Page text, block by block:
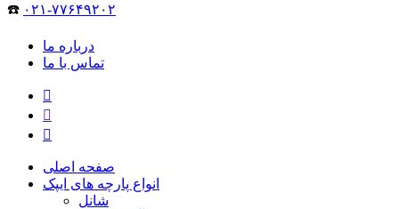
☎️ ۰۲۱-۷۷۶۴۹۲۰۲
درباره ما
تماس با ما
صفحه اصلی
انواع پارچه های ایپک
شانل